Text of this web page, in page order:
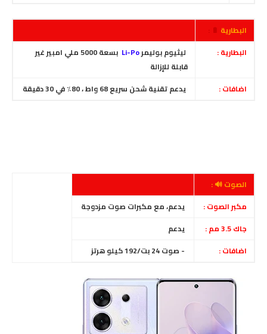
البطارية 🔋 :
البطارية :
ليثيوم بوليمرLi-Po
بسعة 5000 ملي امبير غير
قابلة للإزالة
اضافات :
يدعم تقنية شحن سريع 68 واط ، 80٪ في 30 دقيقة
الصوت 🔊 :
مكبر الصوت :
يدعم، مع مكبرات صوت مزدوجة
جاك 3.5 مم :
يدعم
اضافات :
- صوت 24 بت/192 كيلو هرتز